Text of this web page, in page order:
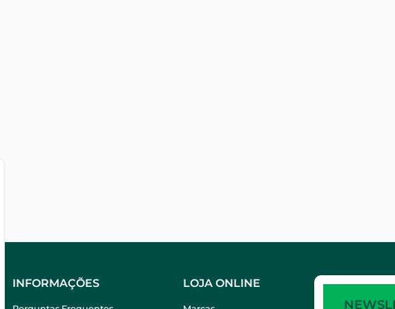
INFORMAÇÕES LOJA ONLINE